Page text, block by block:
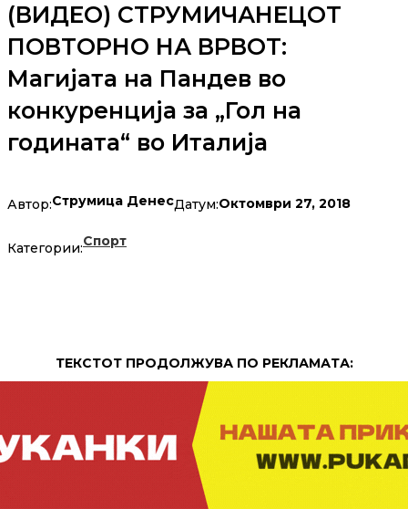
(ВИДЕО) СТРУМИЧАНЕЦОТ
ПОВТОРНО НА ВРВОТ:
Магијата на Пандев во
конкуренција за „Гол на
годината“ во Италија
Автор:Струмица ДенесДатум:Октомври 27, 2018
Категории:Спорт
ТЕКСТОТ ПРОДОЛЖУВА ПО РЕКЛАМАТА: